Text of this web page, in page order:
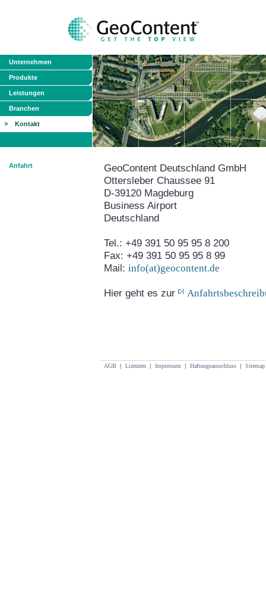
Unternehmen
Produkte
Leistungen
Branchen
Kontakt
Anfahrt
GeoContent Deutschland GmbH
Ottersleber Chaussee 91
D-39120 Magdeburg
Business Airport
Deutschland
Tel.: +49 391 50 95 95 8 200
Fax: +49 391 50 95 95 8 99
Mail: info(at)geocontent.de
Hier geht es zur
AGB | Lizenzen | Impressum | Haftungsausschluss | Sitemap